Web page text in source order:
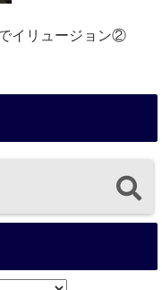
イリュージョン②